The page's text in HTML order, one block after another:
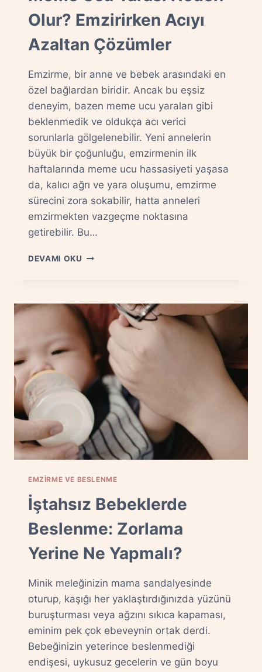
Olur? Emzirirken Acıyı
Azaltan Çözümler
Emzirme, bir anne ve bebek arasındaki en
özel bağlardan biridir. Ancak bu eşsiz
deneyim, bazen meme ucu yaraları gibi
beklenmedik ve oldukça acı verici
sorunlarla gölgelenebilir. Yeni annelerin
büyük bir çoğunluğu, emzirmenin ilk
haftalarında meme ucu hassasiyeti yaşasa
da, kalıcı ağrı ve yara oluşumu, emzirme
sürecini zora sokabilir, hatta anneleri
emzirmekten vazgeçme noktasına
getirebilir. Bu…
DEVAMI OKU MEME
OLUR?
EMZIRIRKEN
ACIYI
AZALTAN
ÇÖZÜMLER
EMZIRME VE BESLENME
İştahsız Bebeklerde
Beslenme: Zorlama
Yerine Ne Yapmalı?
Minik meleğinizin mama sandalyesinde
oturup, kaşığı her yaklaştırdığınızda yüzünü
buruşturması veya ağzını sıkıca kapaması,
eminim pek çok ebeveynin ortak derdi.
Bebeğinizin yeterince beslenmediği
endişesi, uykusuz gecelerin ve gün boyu